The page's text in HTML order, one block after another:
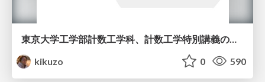
kikuzo
0 590